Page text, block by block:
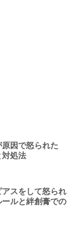
因で怒られた
対処法
スをして怒られ
ルと絆創膏での